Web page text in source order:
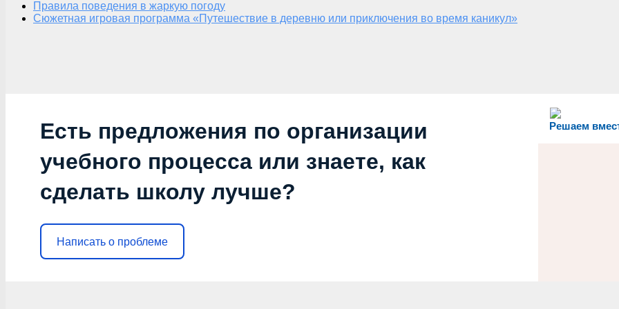
Правила поведения в жаркую погоду
Сюжетная игровая программа «Путешествие в деревню или приключения во время каникул»
Решаем
Есть предложения по организации
учебного процесса или знаете, как
сделать школу лучше?
Написать о проблеме